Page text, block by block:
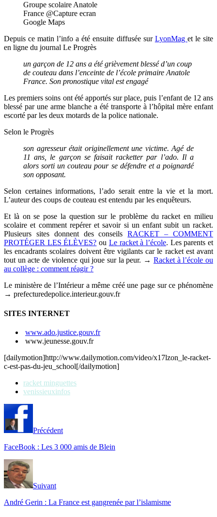
Groupe scolaire Anatole
France @Capture ecran
Google Maps
Depuis ce matin l’info a été ensuite diffusée sur LyonMag et le site
en ligne du journal Le Progrès
un garçon de 12 ans a été grièvement blessé d’un coup
de couteau dans l’enceinte de l’école primaire Anatole
France. Son pronostique vital est engagé
Les premiers soins ont été apportés sur place, puis l’enfant de 12 ans
blessé par une arme blanche a été transporte à l’hôpital mère enfant
escorté par les deux motards de la police nationale.
Selon le Progrès
son agresseur était originellement une victime. Agé de
11 ans, le garçon se faisait racketter par l’ado. Il a
alors sorti un couteau pour se défendre et a poignardé
son opposant.
Selon certaines informations, l’ado serait entre la vie et la mort.
L’auteur des coups de couteau est entendu par les enquêteurs.
Et là on se pose la question sur le problème du racket en milieu
scolaire et comment repérer et savoir si un enfant subit un racket.
Plusieurs sites donnent des conseils
RACKET – COMMENT
PROTÉGER LES ÉLÈVES? ou Le racket à l’école. Les parents et
les encadrants scolaires doivent être vigilants car le racket est avant
tout un acte de violence qui joue sur la peur. → Racket à l’école ou
au collège : comment réagir ?
Le ministère de l’Intérieur a même créé une page sur ce phénomène
→ prefecturedepolice.interieur.gouv.fr
SITES INTERNET
www.ado.justice.gouv.fr
www.jeunesse.gouv.fr
[dailymotion]http://www.dailymotion.com/video/x17lzon_le-racket-
c-est-pas-du-jeu_school[/dailymotion]
racket minguettes
venissieuxinfos
Précédent
FaceBook : Les 3 000 amis de Blein
Suivant
André Gerin : La France est gangrenée par l’islamisme